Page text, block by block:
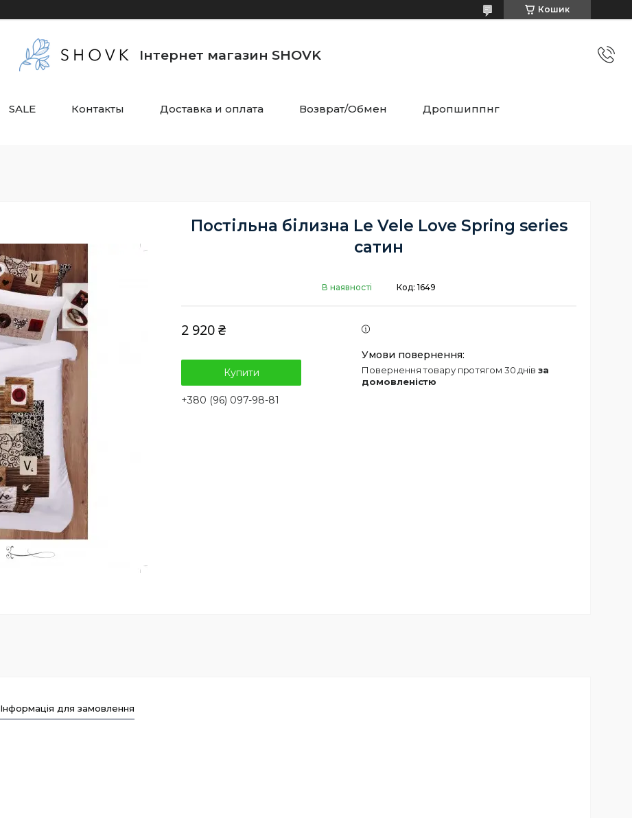
Кошик
Інтернет магазин SHOVK
SALE Контакты Доставка и оплата Возврат/Обмен Дропшиппнг
Постільна білизна Le Vele Love Spring series
сатин
В наявності Код: 1649
2 920 ₴
Купити
+380 (96) 097-98-81
повернення товару протягом 30 днів за
домовленістю
Інформація для замовлення